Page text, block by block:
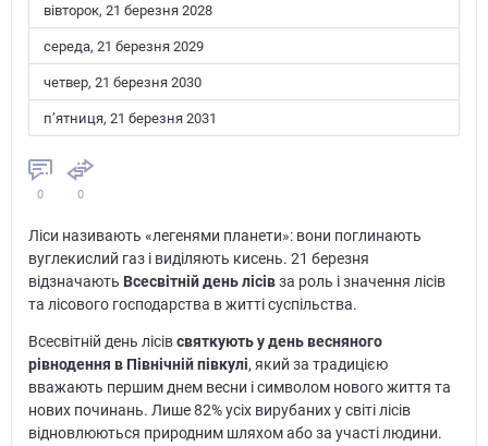
вівторок, 21 березня 2028
середа, 21 березня 2029
четвер, 21 березня 2030
пʼятниця, 21 березня 2031
0 0
Ліси називають «легенями планети»: вони поглинають
вуглекислий газ і виділяють кисень. 21 березня
відзначають Всесвітній день лісівза роль і значення лісів
та лісового господарства в житті суспільства.
Всесвітній день лісівсвяткують у день весняного
рівнодення в Північній півкулі, який за традицією
вважають першим днем весни і символом нового життя та
нових починань. Лише 82% усіх вирубаних у світі лісів
відновлюються природним шляхом або за участі людини.